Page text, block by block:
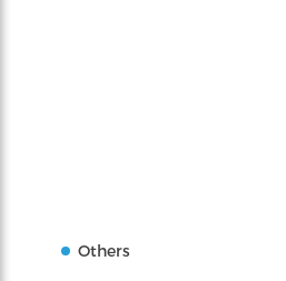
Others